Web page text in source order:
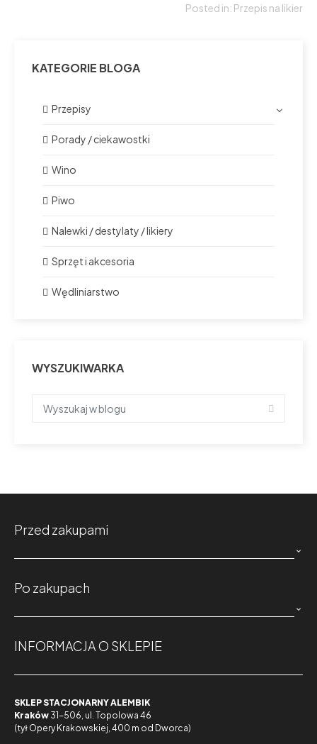
Posted in: Przepis na likier
KATEGORIE BLOGA
Przepisy
Porady / ciekawostki
Wino
Piwo
Nalewki / destylaty / likiery
Sprzęt i akcesoria
Wędliniarstwo
WYSZUKIWARKA
Przed zakupami

Po zakupach

INFORMACJA O SKLEPIE
SKLEP STACJONARNY ALEMBIK
Kraków 31-506, ul. Topolowa 46
(tył Opery Krakowskiej, 400 m od Dworca)